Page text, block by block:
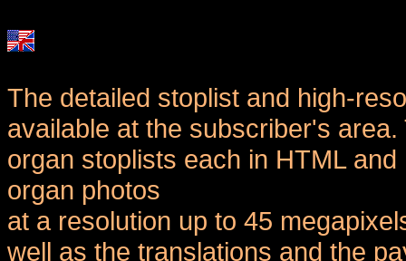
The detailed stoplist and high-
available at the subscriber's
organ stoplists each in HTML
organ photos
at a resolution up to 45
well as the translations and the